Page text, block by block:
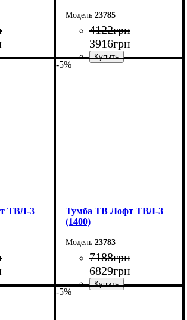
23785
4122грн
3916грн
ТВЛ-3
-5%
Тумба ТВ Лофт ТВЛ-3
(1400)
23783
7188грн
6829грн
-5%